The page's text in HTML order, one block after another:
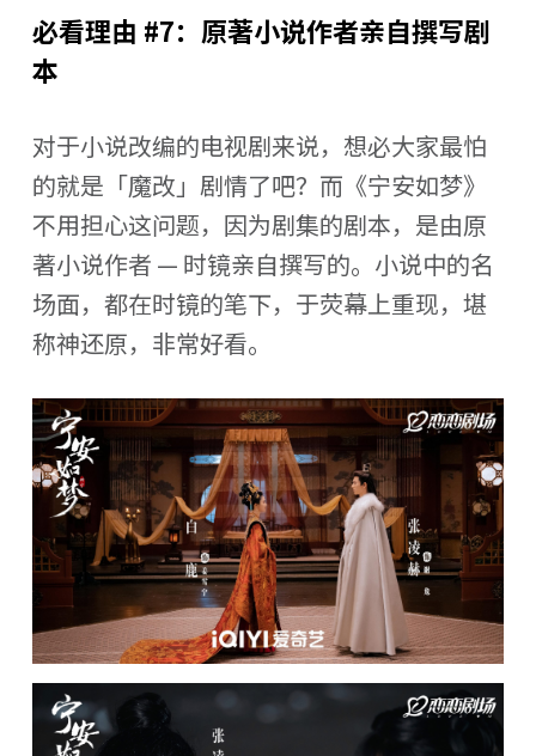
必看理由 #7：原著小说作者亲自撰写剧
本
对于小说改编的电视剧来说，想必大家最怕
的就是「魔改」剧情了吧？而《宁安如梦》
不用担心这问题，因为剧集的剧本，是由原
著小说作者 — 时镜亲自撰写的。小说中的名
场面，都在时镜的笔下，于荧幕上重现，堪
称神还原，非常好看。